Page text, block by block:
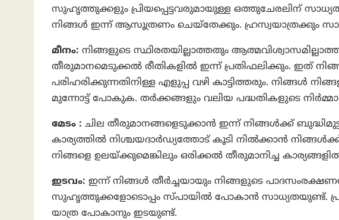
സുഹൃത്തുക്കളും പ്രിയപ്പെട്ടവരുമായുള്ള ഒത്തുചേരലിന് സാധ്യത
നിങ്ങൾ ഇന്ന് ആസൂത്രണം ചെയ്‍തേക്കും. ഹ്രസ്വയാത്രക്കും
മീനം: നിങ്ങളുടെ സ്ഥിരതയില്ലാത്തതും
തീരുമാനമെടുക്കൽ രീതികളിൽ ഇന്ന് പ്രതിഫലിക്കും. ഇത്‌
പരിഹരിക്കുന്നതിനിള്ള എളുപ്പ വഴി കാട്ടിത്തരും. നിങ്ങൾ
മുന്നോട്ട്‌ പോകുക. തർക്കങ്ങളും വലിയ പദ്ധതികളുടെ
മേടം : ചില തീരുമാനങ്ങളെടുക്കാൻ ഇന്ന് നിങ്ങൾക്ക്
കാര്യത്തിൽ നിശ്ചയദാർഡ്യത്തോട്‌ കൂടി നിൽക്കാൻ
നിങ്ങളെ ഉലയ്ക്കുമെങ്കിലും ഒരിക്കൽ തീരുമാനിച്ച
ഇടവം: ഇന്ന് നിങ്ങൾ തീർച്ചയായും നിങ്ങളുടെ
സുഹൃത്തുക്കളോടൊപ്പം സ്‌പായില്‍ പോകാന്‍ സാധ്യതയുണ്ട്.
യാത്ര പോകാനും ഇടയുണ്ട്.